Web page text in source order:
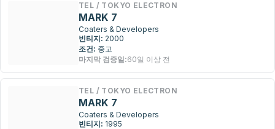
TEL / TOKYO ELECTRON
MARK 7
Coaters & Developers
빈티지: 2000
조건: 중고
마지막 검증일:60일 이상 전
TEL / TOKYO ELECTRON
MARK 7
Coaters & Developers
빈티지: 1995